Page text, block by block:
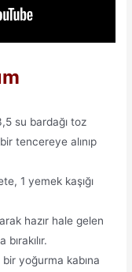
su bardağı toz
tencereye alınıp
1 yemek kaşığı
hazır hale gelen
bir yoğurma kabına